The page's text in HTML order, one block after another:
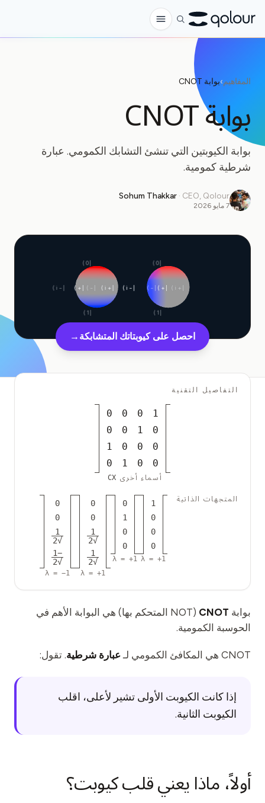
لـ
الهواة
المعلمون
الأطفال وأولياء الأمور
المؤسسات
العلم
دراسة حالة تعليمية
دراسة حالة توعوية
QCaMP Quantum Fundamentals Workshop
Undergraduate Quantum Education
الورقة التقنية
الموارد
الأمن الكمومي
من نحن
قصتنا
مهمتنا
تواصل
المفاهيم›بوابة CNOT
بوابة CNOT
بوابة الكيوبتين التي تنشئ التشابك الكمومي. عبارة
شرطية كمومية.
Sohum Thakkar · CEO, Qolour
7 مايو 2026
|+⟩ |−⟩ |+i⟩
|−i⟩ |+⟩
|−⟩ |+i⟩
|−i⟩
احصل على كيوبتاتك المتشابكة →
التفاصيل التقنية
1
0
0
0
0
1
0
0
0
0
0
1
0
0
1
0
أسماء أخرى CX
المتجهات الذاتية
1
0
0
0
λ =+1
0
1
0
0
λ =+1
0
0
1
√2
1
√2
λ =+1
0
0
1
√2
−1
√2
λ =−1
بوابة CNOT
(NOT المتحكم بها) هي البوابة الأهم في
الحوسبة الكمومية.
CNOT هي المكافئ الكمومي لـ عبارة شرطية. تقول:
إذا كانت الكيوبت الأولى تشير لأعلى، اقلب
الكيوبت الثانية.
أولاً، ماذا يعني قلب كيوبت؟